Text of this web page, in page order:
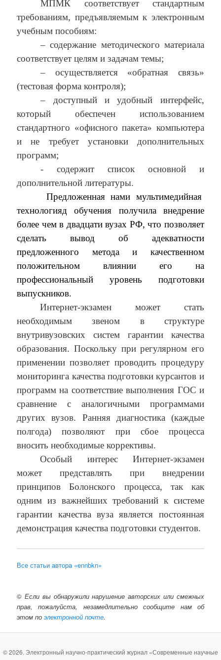
МПМК соответствует стандартным
требованиям, предъявляемым к электронным
учебным пособиям:
– содержание методического материала
соответствует целям и задачам темы;
– осуществляется «обратная связь»
(тестовая форма контроля);
– доступный и удобный интерфейс,
который обеспечен использованием
стандартного «офисного пакета» компьютера
и не требует установки дополнительных
программ;
- содержит список основной и
дополнительной литературы.
Предложенная нами мультимедийная
технологияд обучения получила внедрение
более чем в двадцати вузах РФ, что позволяет
сделать вывод об адекватности
предложенного метода и качественном
положительном влиянии его на
профессиональный уровень подготовки
выпускников.
Интернет-экзамен может стать
необходимым звеном в структуре
внутривузовских систем гарантии качества
образования. Поскольку при регулярном его
применении позволяет проводить процедуру
мониторинга качества подготовки курсантов и
программ на соответствие выполнения ГОС и
сравнение с аналогичными программами
других вузов. Ранняя диагностика (каждые
полгода) позволяют при сбое процесса
вносить необходимые коррективы.
Особый интерес Интернет-экзамен
может представлять при внедрении
принципов Болонского процесса, так как
одним из важнейших требований к системе
гарантии качества вуза является постоянная
демонстрация качества подготовки студентов.
Все статьи автора «ennbkn»
© Если вы обнаружили нарушение авторских или смежных
прав, пожалуйста, незамедлительно сообщите нам об
этом поэлектронной почте.
© 2026. Электронный научно-практический журнал «Современные научные